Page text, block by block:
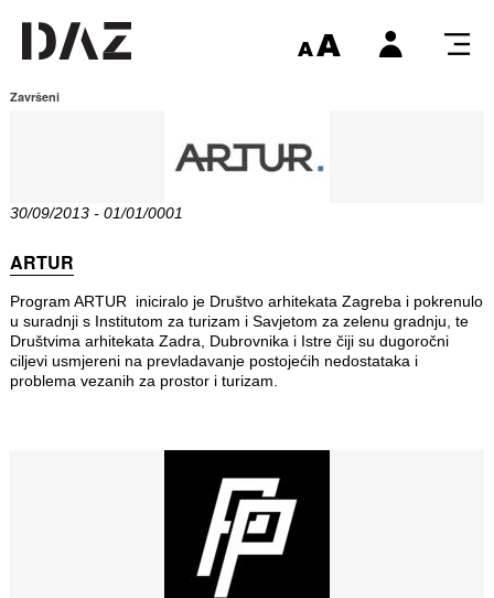
Završeni
30/09/2013 - 01/01/0001
ARTUR
Program ARTUR iniciralo je Društvo arhitekata Zagreba i pokrenulo
u suradnji s Institutom za turizam i Savjetom za zelenu gradnju, te
Društvima arhitekata Zadra, Dubrovnika i Istre čiji su dugoročni
ciljevi usmjereni na prevladavanje postojećih nedostataka i
problema vezanih za prostor i turizam.